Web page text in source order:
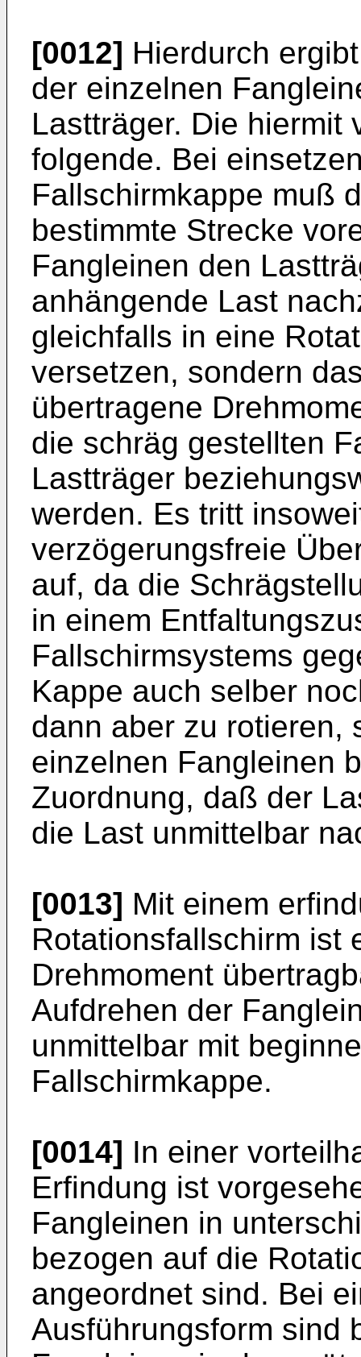
[0012] Hierdurch
der einzelnen
Lastträger. Die hiermit
folgende. Bei
Fallschirmkappe muß
bestimmte Strecke
Fangleinen den
anhängende Last
gleichfalls in eine
versetzen, sondern
übertragene
die schräg gestellten
Lastträger
werden. Es tritt
verzögerungsfreie
auf, da die
in einem
Fallschirmsystems
Kappe auch selber
dann aber zu rotieren,
einzelnen Fangleinen
Zuordnung, daß der
die Last unmittelbar
[0013] Mit einem
Rotationsfallschirm ist
Drehmoment
Aufdrehen der
unmittelbar mit
Fallschirmkappe.
[0014] In einer
Erfindung ist
Fangleinen in
bezogen auf die
angeordnet sind. Bei
Ausführungsform sind